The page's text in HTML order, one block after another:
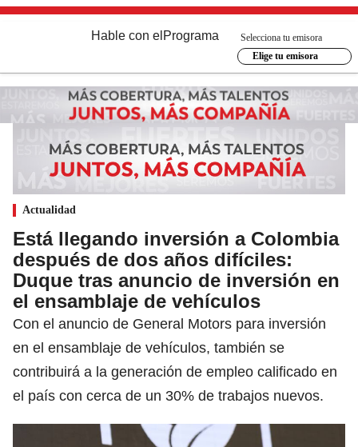
Hable con el Programa
Selecciona tu emisora
Elige tu emisora
Actualidad
Está llegando inversión a Colombia
después de dos años difíciles:
Duque tras anuncio de inversión en
el ensamblaje de vehículos
Con el anuncio de General Motors para inversión
en el ensamblaje de vehículos, también se
contribuirá a la generación de empleo calificado en
el país con cerca de un 30% de trabajos nuevos.